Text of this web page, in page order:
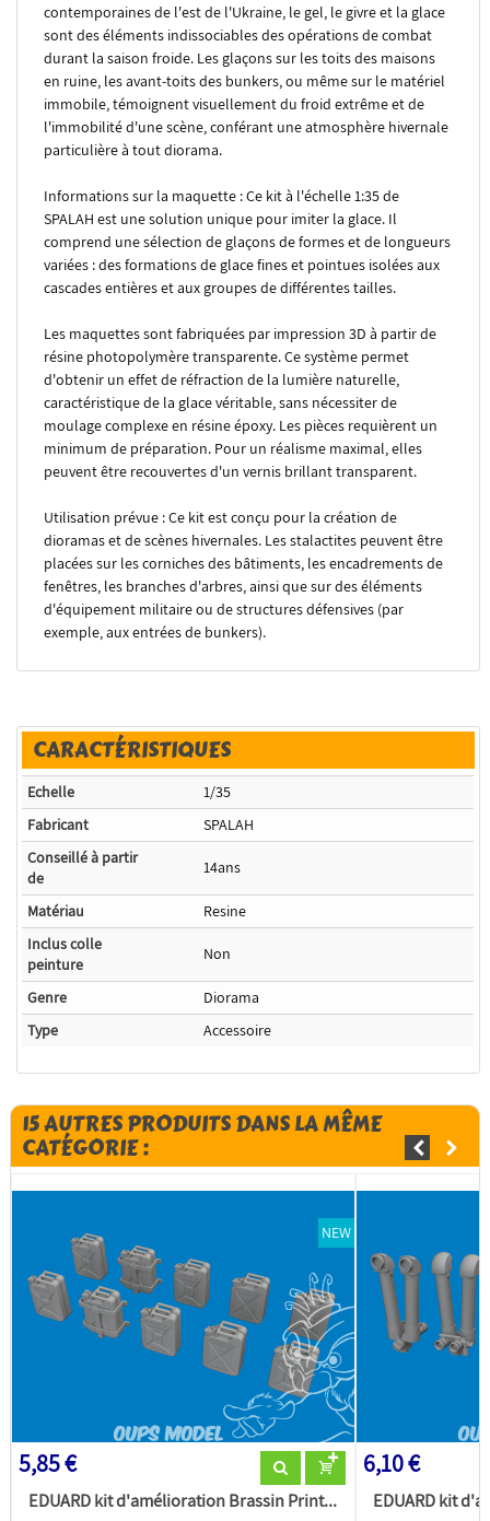
contemporaines de l'est de l'Ukraine, le gel, le givre et la glace
sont des éléments indissociables des opérations de combat
durant la saison froide. Les glaçons sur les toits des maisons
en ruine, les avant-toits des bunkers, ou même sur le matériel
immobile, témoignent visuellement du froid extrême et de
l'immobilité d'une scène, conférant une atmosphère hivernale
particulière à tout diorama.
Informations sur la maquette : Ce kit à l'échelle 1:35 de
SPALAH est une solution unique pour imiter la glace. Il
comprend une sélection de glaçons de formes et de longueurs
variées : des formations de glace fines et pointues isolées aux
cascades entières et aux groupes de différentes tailles.
Les maquettes sont fabriquées par impression 3D à partir de
résine photopolymère transparente. Ce système permet
d'obtenir un effet de réfraction de la lumière naturelle,
caractéristique de la glace véritable, sans nécessiter de
moulage complexe en résine époxy. Les pièces requièrent un
minimum de préparation. Pour un réalisme maximal, elles
peuvent être recouvertes d'un vernis brillant transparent.
Utilisation prévue : Ce kit est conçu pour la création de
dioramas et de scènes hivernales. Les stalactites peuvent être
placées sur les corniches des bâtiments, les encadrements de
fenêtres, les branches d'arbres, ainsi que sur des éléments
d'équipement militaire ou de structures défensives (par
exemple, aux entrées de bunkers).
CARACTÉRISTIQUES
Echelle
1/35
Fabricant
SPALAH
Conseillé à partir
de
14ans
Matériau
Resine
Inclus colle
peinture
Non
Genre
Diorama
Type
Accessoire
15 AUTRES PRODUITS DANS LA MÊME
CATÉGORIE :
NEW
5,85 €
EDUARD kit d'amélioration Brassin Print...
6,10 €
EDUARD kit